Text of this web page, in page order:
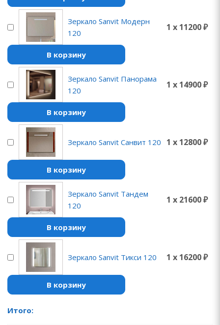
Зеркало Sanvit Модерн
120
1 x 11200 ₽
В корзину
Зеркало Sanvit Панорама
120
1 x 14900 ₽
В корзину
Зеркало Sanvit Санвит 120 1 x 12800 ₽
В корзину
Зеркало Sanvit Тандем
120
1 x 21600 ₽
В корзину
Зеркало Sanvit Тикси 120 1 x 16200 ₽
В корзину
Итого: